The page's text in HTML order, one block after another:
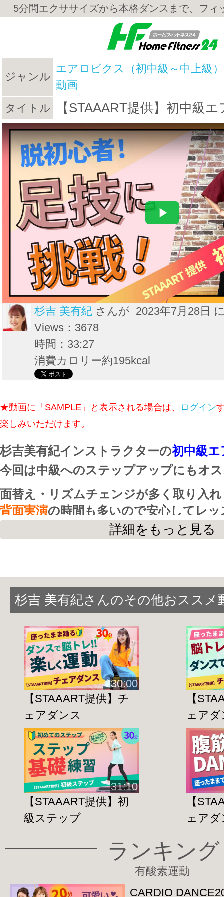
5分間エクササイズから本格ダンスまで、フィ
ジャンル
エアロビクス（初中級～中上級）
動画
タイトル
【STAAART提供】初中級
杉吉 美有紀 さんが 2023年7月28日
Views：3678
時間：33:27
消費カロリー約195kcal
★動画に「SAMPLE」と表示される場合は、 ログイン
楽しみいただけます。
杉吉美有紀インストラクターの初中級エ
今回は中級へのステップアップにもオ
面替え・リズムチェンジが多く取り入
背面実演の時間も多いので安心してレ
だけると思います。
杉吉IRと一緒に元気に踊っていきましょ
◆身体改革運動スタジオ:STAAART◆
運動をスタートする場所になって欲しい
新しいチャレンジをスタートする場所にな
そんな思いから作られた運動スタジオです
生涯健康で過ごすこと
健康寿命を延ばすことを目的とし、
子どもから高齢者まで
個々のニーズに合わせた運動指導が受けら
身体改革運動スタジオ STAAART
HP：https://www.bmfteam.com/
詳細をもっと見る
杉吉 美有紀さんのその他おススメ
30:00
【STAAART提供】チ
ェアダンス
【
ェア
31:10
【STAAART提供】初
級ステップ
【
ェア
ランキング
有酸素運動
CARDIO